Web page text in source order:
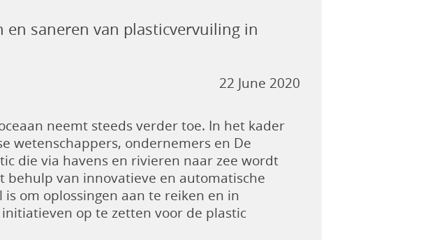
en saneren van plasticvervuiling in
22 June 2020
neemt steeds verder toe. In het kader
wetenschappers, ondernemers en De
die via havens en rivieren naar zee wordt
van innovatieve en automatische
om oplossingen aan te reiken en in
op te zetten voor de plastic